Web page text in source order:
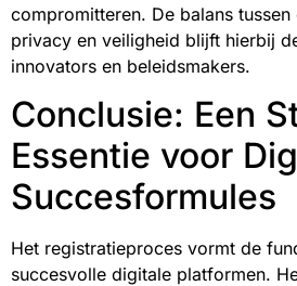
compromitteren. De balans
privacy en veiligheid blijft hierbij
innovators en beleidsmakers.
Conclusie: Een
Essentie voor
Succesformules
Het registratieproces vormt de
succesvolle digitale platformen.